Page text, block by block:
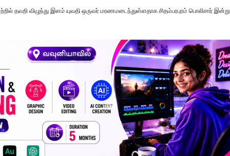
தவறி விழுந்து இளம் யுவதி ஒருவர் மரணமடைந்துள்ளதாக சிதம்பரபுரம் பொலிசார் இன்று